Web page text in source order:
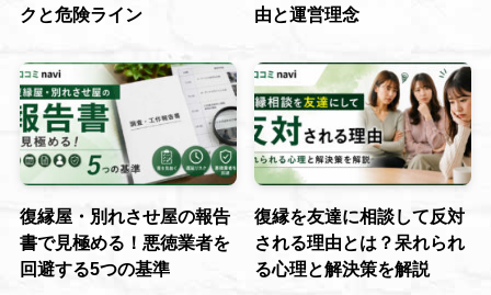
クと危険ライン
由と運営理念
復縁屋・別れさせ屋の報告
書で見極める！悪徳業者を
回避する5つの基準
復縁を友達に相談して反対
される理由とは？呆れられ
る心理と解決策を解説